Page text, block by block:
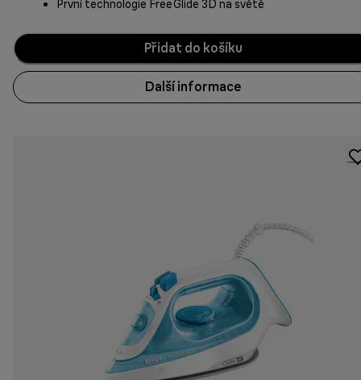
První technologie FreeGlide 3D na světě
Přidat do košíku
Další informace